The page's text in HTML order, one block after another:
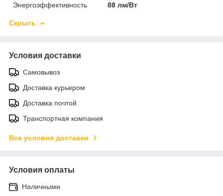
Энергоэффективность 88 лм/Вт
Скрыть
Условия доставки
Самовывоз
Доставка курьером
Доставка почтой
Транспортная компания
Все условия доставки
Условия оплаты
Наличными